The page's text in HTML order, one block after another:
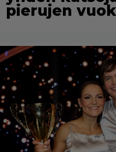
pierujen